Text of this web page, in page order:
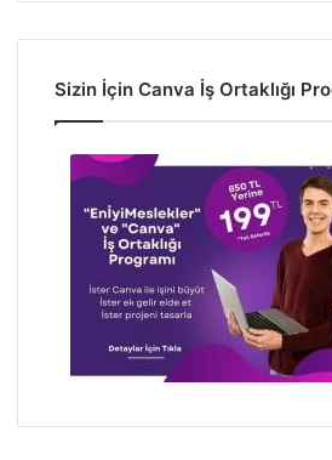
Sizin İçin Canva İş Ortaklığı